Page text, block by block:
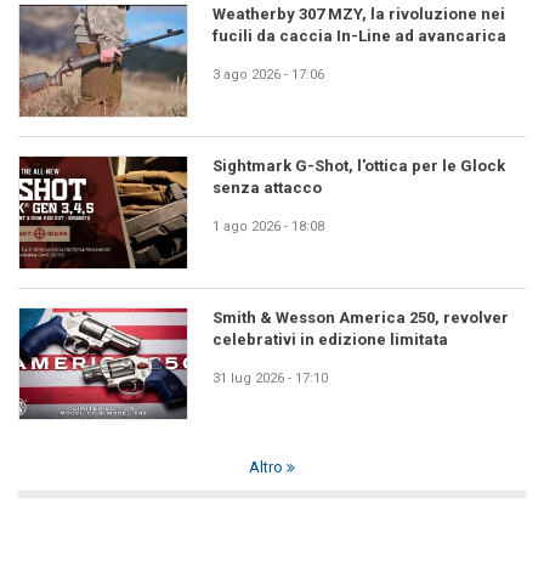
Weatherby 307 MZY, la rivoluzione nei
fucili da caccia In-Line ad avancarica
3 ago 2026 - 17:06
Sightmark G-Shot, l'ottica per le Glock
senza attacco
1 ago 2026 - 18:08
Smith & Wesson America 250, revolver
celebrativi in edizione limitata
31 lug 2026 - 17:10
Altro